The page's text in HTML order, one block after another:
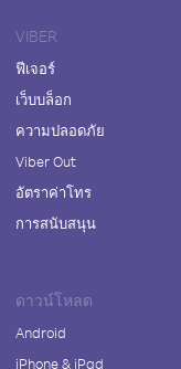
VIBER
ฟีเจอร์
เว็บบล็อก
ความปลอดภัย
Viber Out
อัตราค่าโทร
การสนับสนุน
ดาวน์โหลด
Android
iPhone & iPad